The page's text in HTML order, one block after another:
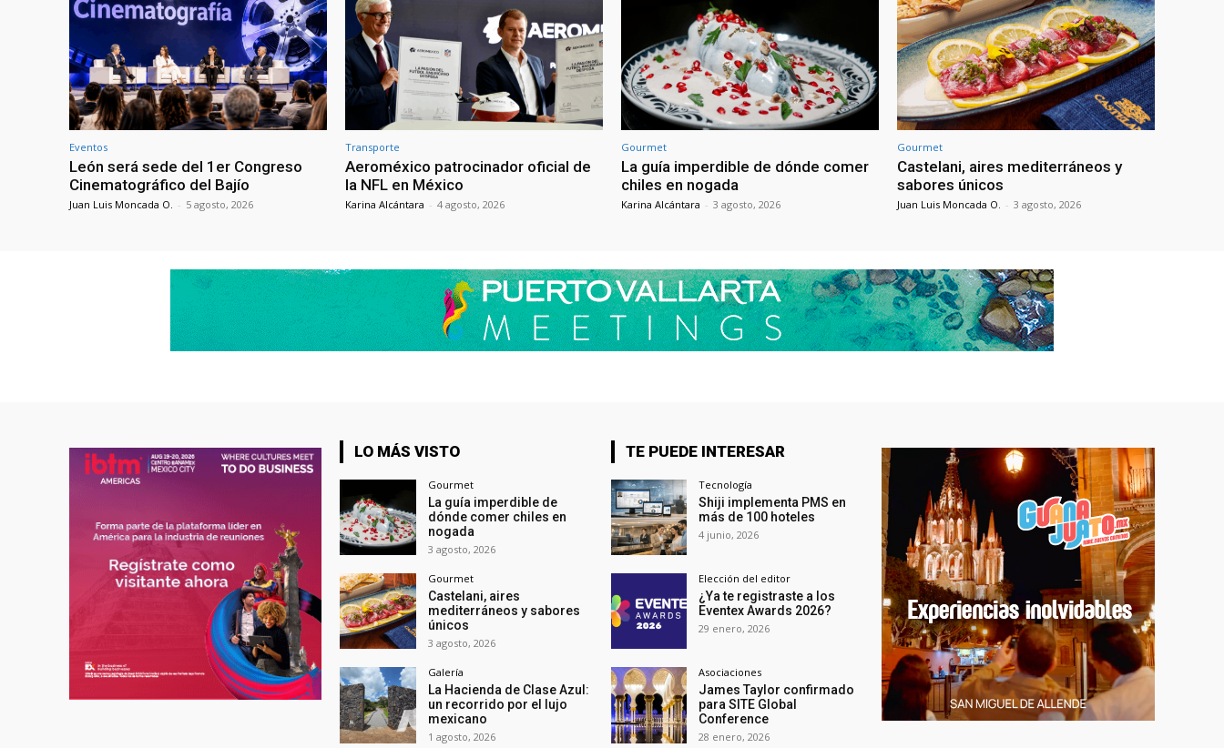
Eventos
León será sede del 1er Congreso
Cinematográfico del Bajío
Juan Luis Moncada O. - 5 agosto, 2026
Transporte
Aeroméxico patrocinador oficial de
la NFL en México
Karina Alcántara - 4 agosto, 2026
Gourmet
La guía imperdible de dónde comer
chiles en nogada
Karina Alcántara - 3 agosto, 2026
Gourmet
Castelani, aires mediterráneos y
sabores únicos
Juan Luis Moncada O. - 3 agosto, 2026
LO MÁS VISTO
Gourmet
La guía imperdible de
dónde comer chiles en
nogada
3 agosto, 2026
Gourmet
Castelani, aires
mediterráneos y sabores
únicos
3 agosto, 2026
Galería
La Hacienda de Clase Azul:
un recorrido por el lujo
mexicano
1 agosto, 2026
TE PUEDE INTERESAR
Tecnología
Shiji implementa PMS en
más de 100 hoteles
4 junio, 2026
Elección del editor
¿Ya te registraste a los
Eventex Awards 2026?
29 enero, 2026
Asociaciones
James Taylor confirmado
para SITE Global
Conference
28 enero, 2026